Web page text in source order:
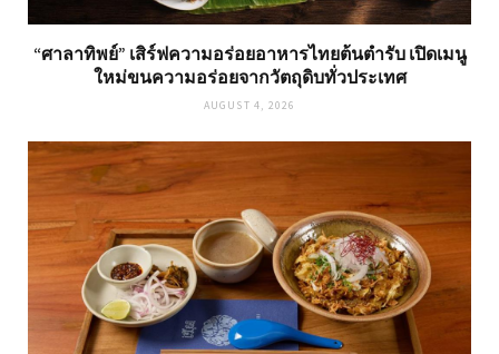
“ศาลาทิพย์” เสิร์ฟความอร่อยอาหารไทยต้นตำรับ เปิดเมนู
ใหม่ขนความอร่อยจากวัตถุดิบทั่วประเทศ
AUGUST 4, 2026